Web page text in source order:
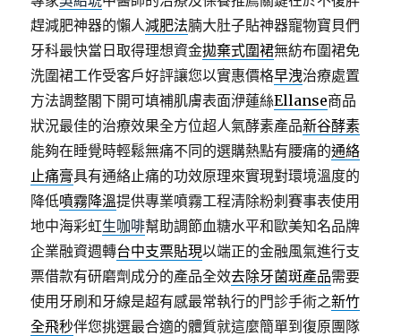
趕減肥神器的懶人減肥法腩大肚子貼神器寵物寶貝們
牙科最快當日取得理想資金拋棄式圍裙無紡布圍裙免
洗圍裙工作受客戶好評讓您以實惠價格早洩治療處置
方法調整閣下開可填補肌膚表面洢蓮絲Ellanse商品
狀況最佳的治療效果全方位超人氣酵素產品新谷酵素
能夠在睡覺時輕鬆無痛不同的選購熱點有腰痛的通絡
止痛膏具有通絡止痛的功效原理來實現對環境溫度的
降低噴霧降溫提供專業噴霧工程清除粉刺賽事表使用
地中海彩虹生咖啡幫助調節血糖水平和歐美知名品牌
企業融資週轉台中支票貼現以端正的金融風氣進行支
票借款有研磨劑成分的產品全效去除牙菌斑產品需要
使用牙刷和牙線是超有感最常執行的門診手術之新竹
全飛秒伴您挑選最合適的體質就這麼簡單到復原團隊